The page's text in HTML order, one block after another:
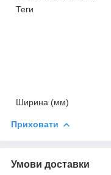
Теги
Ширина (мм)
Приховати
Умови доставки